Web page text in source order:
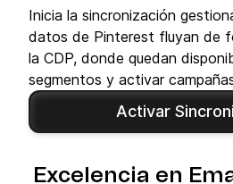
Inicia la sincronización
datos de Pinterest fluyan de
la CDP, donde quedan
segmentos y activar
Activar
Excelencia en